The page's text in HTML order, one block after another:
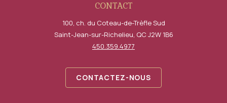
CONTACT
100, ch. du Coteau-de-Trèfle Sud
Saint-Jean-sur-Richelieu, QC J2W 1B6
450.359.4977
CONTACTEZ-NOUS